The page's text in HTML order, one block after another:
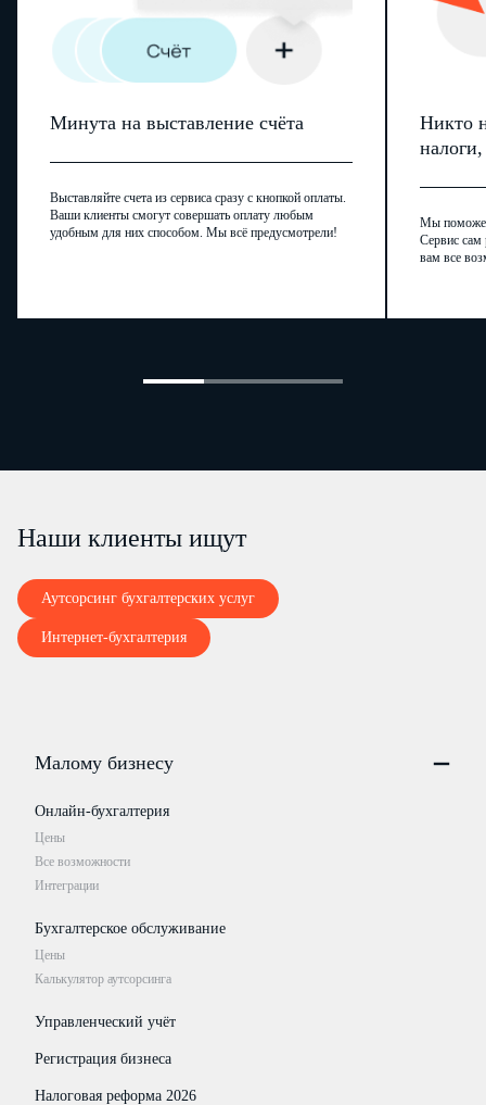
Минута на выставление счёта
Выставляйте счета из сервиса сразу с кнопкой оплаты.
Ваши клиенты смогут совершать оплату любым
удобным для них способом. Мы всё предусмотрели!
Никто
Мы
Сервис сам
вам все
Наши клиенты ищут
Аутсорсинг бухгалтерских услуг
Интернет-бухгалтерия
Малому бизнесу
Онлайн-бухгалтерия
Цены
Все возможности
Интеграции
Бухгалтерское обслуживание
Цены
Калькулятор аутсорсинга
Управленческий учёт
Регистрация бизнеса
Налоговая реформа 2026